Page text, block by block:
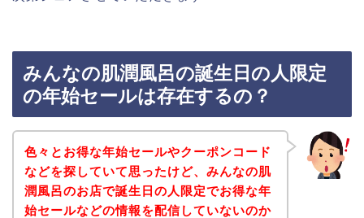
みんなの肌潤風呂の誕生日の人限定
の年始セールは存在するの？
色々とお得な年始セールやクーポンコード
などを探していて思ったけど、みんなの肌
潤風呂のお店で誕生日の人限定でお得な年
始セールなどの情報を配信していないのか